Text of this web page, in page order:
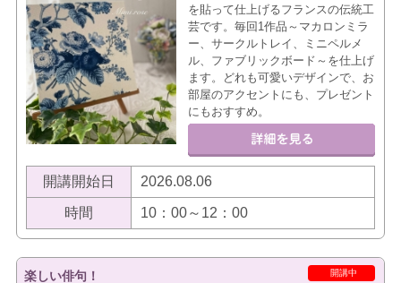
を貼って仕上げるフランスの伝統工
芸です。毎回1作品～マカロンミラ
ー、サークルトレイ、ミニペルメ
ル、ファブリックボード～を仕上げ
ます。どれも可愛いデザインで、お
部屋のアクセントにも、プレゼント
にもおすすめ。
開講開始日 2026.08.06
時間 10：00～12：00
開講中
楽しい俳句！